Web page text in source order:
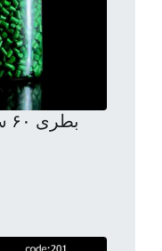
بطری ۶۰ سی سی آلفا دهانه ۱۸